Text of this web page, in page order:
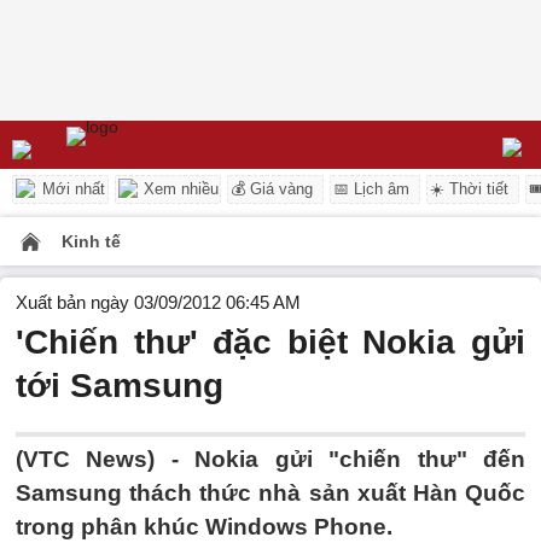
Mới nhất Xem nhiều 💰 Giá vàng 📅 Lịch âm ☀️ Thời tiết
Kinh tế
Xuất bản ngày 03/09/2012 06:45 AM
'Chiến thư' đặc biệt Nokia gửi
tới Samsung
(VTC News) - Nokia gửi "chiến thư" đến
Samsung thách thức nhà sản xuất Hàn Quốc
trong phân khúc Windows Phone.